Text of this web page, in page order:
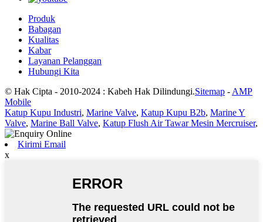
Produk
Babagan
Kualitas
Kabar
Layanan Pelanggan
Hubungi Kita
© Hak Cipta - 2010-2024 : Kabeh Hak Dilindungi.Sitemap -AMP
Mobile
Katup Kupu Industri, Marine Valve, Katup Kupu B2b, Marine Y
Valve, Marine Ball Valve, Katup Flush Air Tawar Mesin Mercruiser,
Kirimi Email
x